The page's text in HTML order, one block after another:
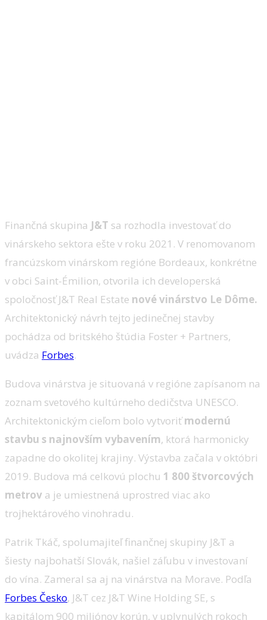
Finančná skupina J&T sa rozhodla investovať do
vinárskeho sektora ešte v roku 2021. V renomovanom
francúzskom vinárskom regióne Bordeaux, konkrétne
v obci Saint-Émilion, otvorila ich developerská
spoločnosť J&T Real Estate nové vinárstvo Le Dôme.
Architektonický návrh tejto jedinečnej stavby
pochádza od britského štúdia Foster + Partners,
uvádza Forbes.
Budova vinárstva je situovaná v regióne zapísanom na
zoznam svetového kultúrneho dedičstva UNESCO.
Architektonickým cieľom bolo vytvoriťmodernú
stavbu s najnovším vybavením, ktorá harmonicky
zapadne do okolitej krajiny. Výstavba začala v októbri
2019. Budova má celkovú plochu 1 800 štvorcových
metrov a je umiestnená uprostred viac ako
trojhektárového vinohradu.
Patrik Tkáč, spolumajiteľ finančnej skupiny J&T a
šiesty najbohatší Slovák, našiel záľubu v investovaní
do vína. Zameral sa aj na vinárstva na Morave. Podľa
Forbes Česko, J&T cez J&T Wine Holding SE, s
kapitálom 900 miliónov korún, v uplynulých rokoch